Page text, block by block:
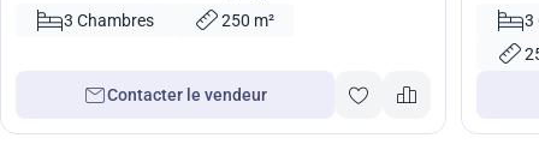
3 Chambres
250 m²
Contacter le vendeur
No.
3